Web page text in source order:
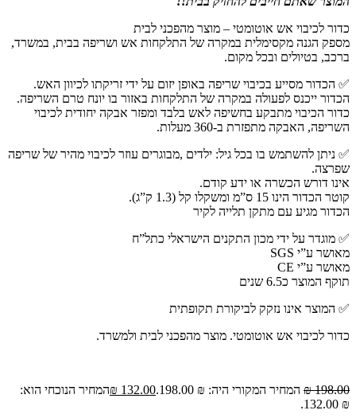
כדור לכיבוי אש אוטומטי – מוצר מהפכני לבית
מספק הגנה מקסימלית במקרה של התלקחות אש ושריפה בבית, במשרד,
ברכב, בטיולים ובכל מקום.
✅ הכדור מסייע בכיבוי שריפה באופן יזום על ידי זריקתו לכיוון האש.
הכדור ייכנס לפעולה במקרה של התלקחות באזור בו יונח טרם השריפה.
כדור הכיבוי מתבקע בחשיפה לאש בלבד ומפזר אבקה יחודית לכיבוי
השריפה, האבקה מתפזרת ב-360 מעלות.
✅ ניתן להשתמש בו בכל גיל: ילדים ,מבוגרים עוזר לכיבוי מהיר של שריפה
שפרצה.
אינו דורש הכשרה או ידע קודם.
קוטר הכדור הינו 15 ס”מ ומשקלו קל (1.3 ק”ג).
הכדור מגיע עם מתקן תלייה לקיר
✅ מוגדר על ידי מכון התקנים הישראלי כתל”ח
מאושר ע”י SGS
מאושר ע”י CE
תוקף המוצר כ6.5 שנים
✅ המוצר אינו נזקק לביקורת תקופתית
כדור לכיבוי אש אוטומטי. מוצר מהפכני לבית ולמשרד.
₪198.00 המחיר המקורי היה: ₪ 198.00. ₪ 132.00
המחיר הנוכחי הוא:
₪ 132.00.